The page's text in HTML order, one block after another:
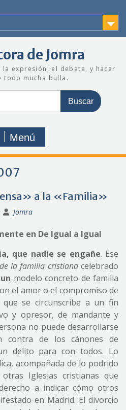
de Jomra
expresión, el debate, y hacer
todo mucha bulla.
Menú
a la «Familia»
Jomra
en De Igual a Igual
que nadie se engañe. Ese
la familia cristianacelebrado
un modelo concreto de familia
el amor o el compromiso de
se circunscribe a un fin
y opresor, de mandante y
no puede desarrollarse
contra de los cánones de
delito para con todos. Lo
acompañada de lo podrido
Iglesias cristianas que
a indicar cómo otros
en Madrid. El divorcio